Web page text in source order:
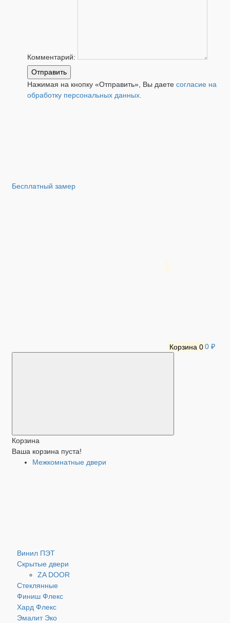
Комментарий:
Отправить
Нажимая на кнопку «Отправить», Вы даете согласие на
обработку персональных данных.
Бесплатный замер
Корзина 00 ₽
Корзина
Ваша корзина пуста!
Межкомнатные двери
Винил ПЭТ
Скрытые двери
ZA DOOR
Стеклянные
Финиш Флекс
Хард Флекс
Эмалит Эко